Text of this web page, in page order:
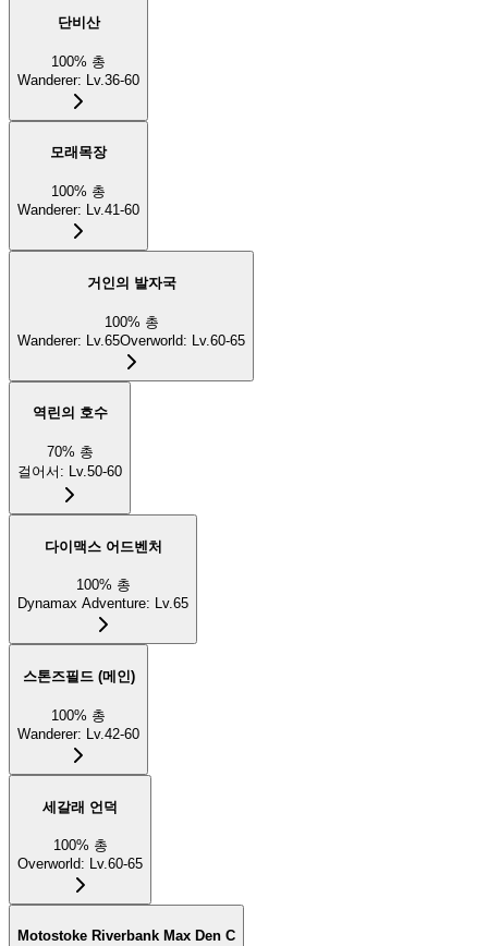
단비산
100% 총
Wanderer: Lv.36-60
모래목장
100% 총
Wanderer: Lv.41-60
거인의 발자국
100% 총
Wanderer: Lv.65Overworld: Lv.60-65
역린의 호수
70% 총
걸어서 : Lv.50-60
다이맥스 어드벤처
100% 총
Dynamax Adventure: Lv.65
스톤즈필드 (메인)
100% 총
Wanderer: Lv.42-60
세갈래 언덕
100% 총
Overworld: Lv.60-65
Motostoke Riverbank Max Den C